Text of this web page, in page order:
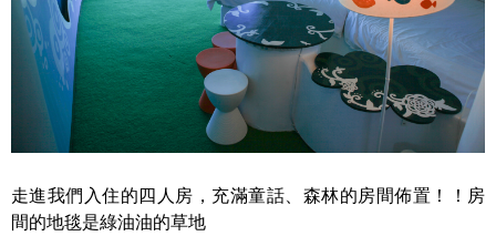
走進我們入住的四人房，充滿童話、森林的房間佈置！！房
間的地毯是綠油油的草地